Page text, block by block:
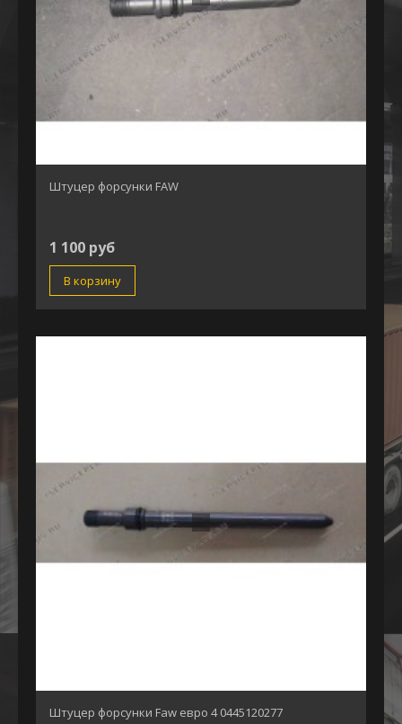
Штуцер форсунки FAW
1 100 руб
В корзину
Штуцер форсунки Faw евро 4 0445120277